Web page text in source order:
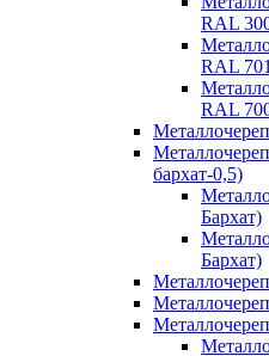
RAL
RAL
RAL
бархат-0,5)
Бархат)
Бархат)